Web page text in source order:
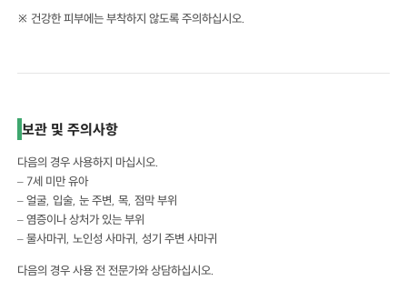
※ 건강한 피부에는 부착하지 않도록 주의하십시오.
보관 및 주의사항
다음의 경우 사용하지 마십시오.
– 7세 미만 유아
– 얼굴, 입술, 눈 주변, 목, 점막 부위
– 염증이나 상처가 있는 부위
– 물사마귀, 노인성 사마귀, 성기 주변 사마귀
다음의 경우 사용 전 전문가와 상담하십시오.